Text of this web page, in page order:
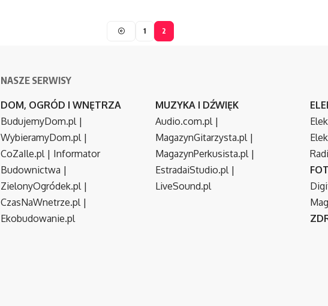
1 2
NASZE SERWISY
DOM, OGRÓD I WNĘTRZA
BudujemyDom.pl|
WybieramyDom.pl|
CoZaIle.pl| Informator
Budownictwa |
ZielonyOgródek.pl|
CzasNaWnetrze.pl|
Ekobudowanie.pl
MUZYKA I DŹWIĘK
Audio.com.pl|
MagazynGitarzysta.pl|
MagazynPerkusista.pl|
EstradaiStudio.pl|
LiveSound.pl